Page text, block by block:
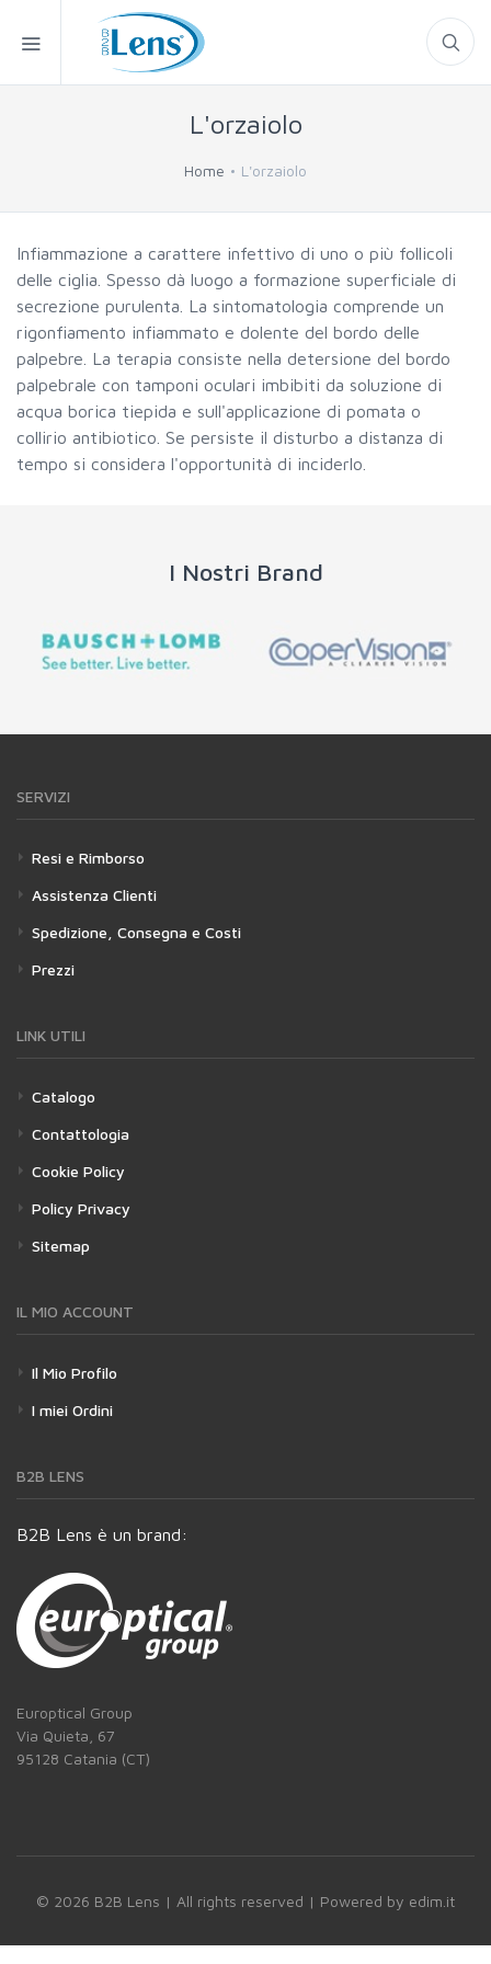
L'orzaiolo
Home L'orzaiolo
Infiammazione a carattere infettivo di uno o più follicoli
delle ciglia. Spesso dà luogo a formazione superficiale di
secrezione purulenta. La sintomatologia comprende un
rigonfiamento infiammato e dolente del bordo delle
palpebre. La terapia consiste nella detersione del bordo
palpebrale con tamponi oculari imbibiti da soluzione di
acqua borica tiepida e sull'applicazione di pomata o
collirio antibiotico. Se persiste il disturbo a distanza di
tempo si considera l'opportunità di inciderlo.
I Nostri Brand
SERVIZI
Resi e Rimborso
Assistenza Clienti
Spedizione, Consegna e Costi
Prezzi
LINK UTILI
Catalogo
Contattologia
Cookie Policy
Policy Privacy
Sitemap
IL MIO ACCOUNT
Il Mio Profilo
I miei Ordini
B2B LENS
B2B Lens è un brand:
Europtical Group
Via Quieta, 67
95128 Catania (CT)
© 2026 B2B Lens | All rights reserved | Powered by edim.it